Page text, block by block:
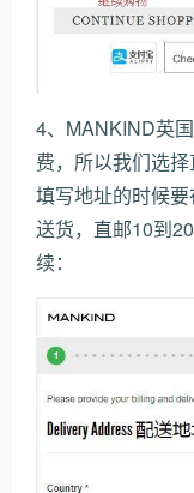
4、MANKIND英
费，所以我们选
填写地址的时候
送货，直邮10到
续：